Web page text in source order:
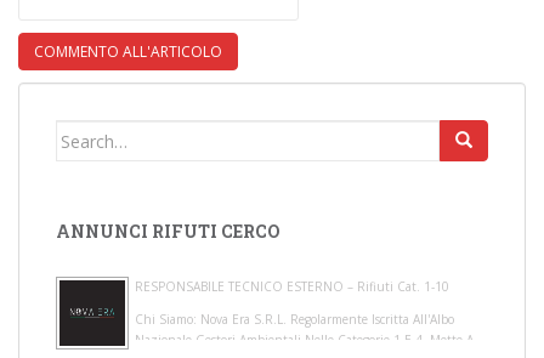
Search for:
ANNUNCI RIFUTI CERCO
RESPONSABILE TECNICO ESTERNO – Rifiuti Cat. 1-10
Chi Siamo: Nova Era S.r.l. Regolarmente Iscritta All'Albo
Nazionale Gestori Ambientali Nelle Categorie 1 E 4, Mette A